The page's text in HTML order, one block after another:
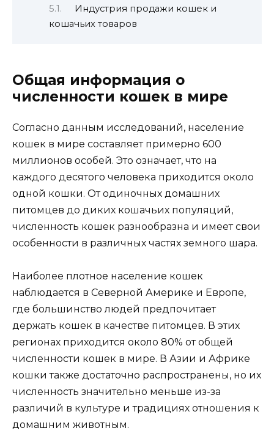
Индустрия продажи кошек и
кошачьих товаров
Общая информация о
численности кошек в мире
Согласно данным исследований, население
кошек в мире составляет примерно 600
миллионов особей. Это означает, что на
каждого десятого человека приходится около
одной кошки. От одиночных домашних
питомцев до диких кошачьих популяций,
численность кошек разнообразна и имеет свои
особенности в различных частях земного шара.
Наиболее плотное население кошек
наблюдается в Северной Америке и Европе,
где большинство людей предпочитает
держать кошек в качестве питомцев. В этих
регионах приходится около 80% от общей
численности кошек в мире. В Азии и Африке
кошки также достаточно распространены, но их
численность значительно меньше из-за
различий в культуре и традициях отношения к
домашним животным.